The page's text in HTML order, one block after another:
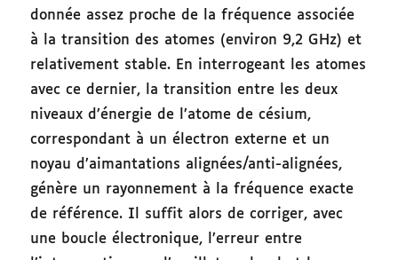
donnée assez proche de la fréquence associée
à la transition des atomes (environ 9,2 GHz) et
relativement stable. En interrogeant les atomes
avec ce dernier, la transition entre les deux
niveaux d’énergie de l’atome de césium,
correspondant à un électron externe et un
noyau d’aimantations alignées/anti-alignées,
génère un rayonnement à la fréquence exacte
de référence. Il suffit alors de corriger, avec
une boucle électronique, l’erreur entre